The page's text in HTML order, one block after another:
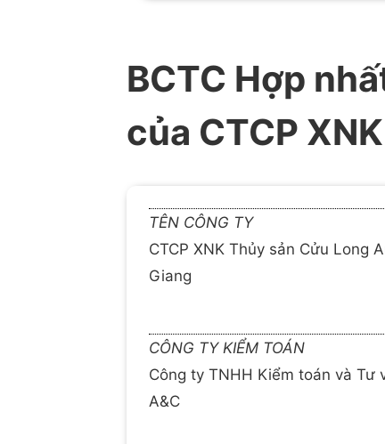
BCTC Hợp
của CTCP
TÊN CÔNG TY
CTCP XNK Thủy sản Cửu Long
Giang
CÔNG TY KIỂM TOÁN
Công ty TNHH Kiểm toán và Tư
A&C